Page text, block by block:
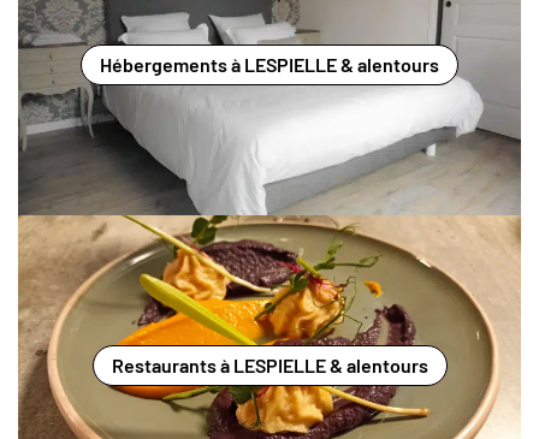
Hébergements à LESPIELLE & alentours
Restaurants à LESPIELLE & alentours